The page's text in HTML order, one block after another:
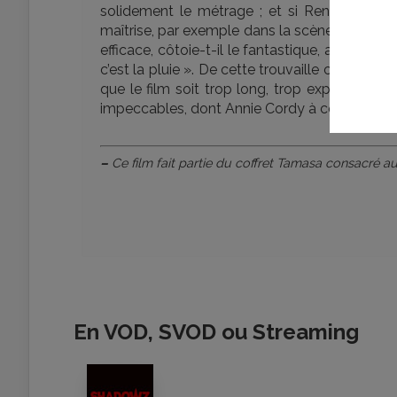
solidement le métrage ; et si René
maîtrise, par exemple dans la scène du viol,
efficace, côtoie-t-il le fantastique, avec cet
c’est la pluie ». De cette trouvaille comme
que le film soit trop long, trop explicatif.
impeccables, dont Annie Cordy à contre-
– Ce film fait partie du coffret Tamasa consacré
En VOD, SVOD ou Streaming